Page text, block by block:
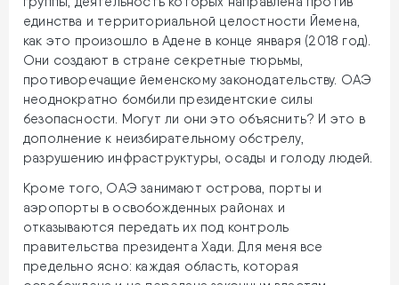
единства и территориальной целостности Йемена,
как это произошло в Адене в конце января (2018 год).
Они создают в стране секретные тюрьмы,
противоречащие йеменскому законодательству. ОАЭ
неоднократно бомбили президентские силы
безопасности. Могут ли они это объяснить? И это в
дополнение к неизбирательному обстрелу,
разрушению инфраструктуры, осады и голоду людей.
Кроме того, ОАЭ занимают острова, порты и
аэропорты в освобожденных районах и
отказываются передать их под контроль
правительства президента Хади. Для меня все
предельно ясно: каждая область, которая